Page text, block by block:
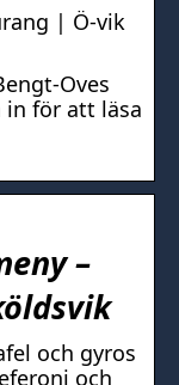
| Ö-vik
Oves
in för att läsa
–
och gyros
och